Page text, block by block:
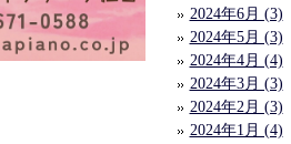
2024年6月 (3)
2024年5月 (3)
2024年4月 (4)
2024年3月 (3)
2024年2月 (3)
2024年1月 (4)